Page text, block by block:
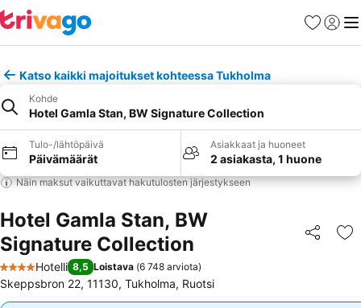
Suosikit
Katso kaikki majoitukset kohteessa Tukholma
Kohde
Hotel Gamla Stan, BW Signature Collection
Tulo-/lähtöpäivä
Päivämäärät
Asiakkaat ja huoneet
2 asiakasta, 1 huone
Näin maksut vaikuttavat hakutulosten järjestykseen
Hotel Gamla Stan, BW
Signature Collection
Jaa
4 Tähtiluokitus
Hotelli 8,5 Loistava (6 748 arviota)
Skeppsbron 22, 11130, Tukholma, Ruotsi